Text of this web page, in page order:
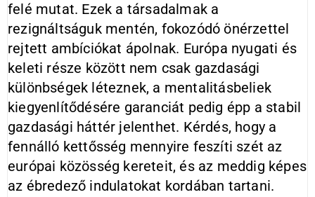
felé mutat. Ezek a társadalmak a
rezignáltságuk mentén, fokozódó önérzettel
rejtett ambíciókat ápolnak. Európa nyugati és
keleti része között nem csak gazdasági
különbségek léteznek, a mentalitásbeliek
kiegyenlítődésére garanciát pedig épp a stabil
gazdasági háttér jelenthet. Kérdés, hogy a
fennálló kettősség mennyire feszíti szét az
európai közösség kereteit, és az meddig képes
az ébredező indulatokat kordában tartani.